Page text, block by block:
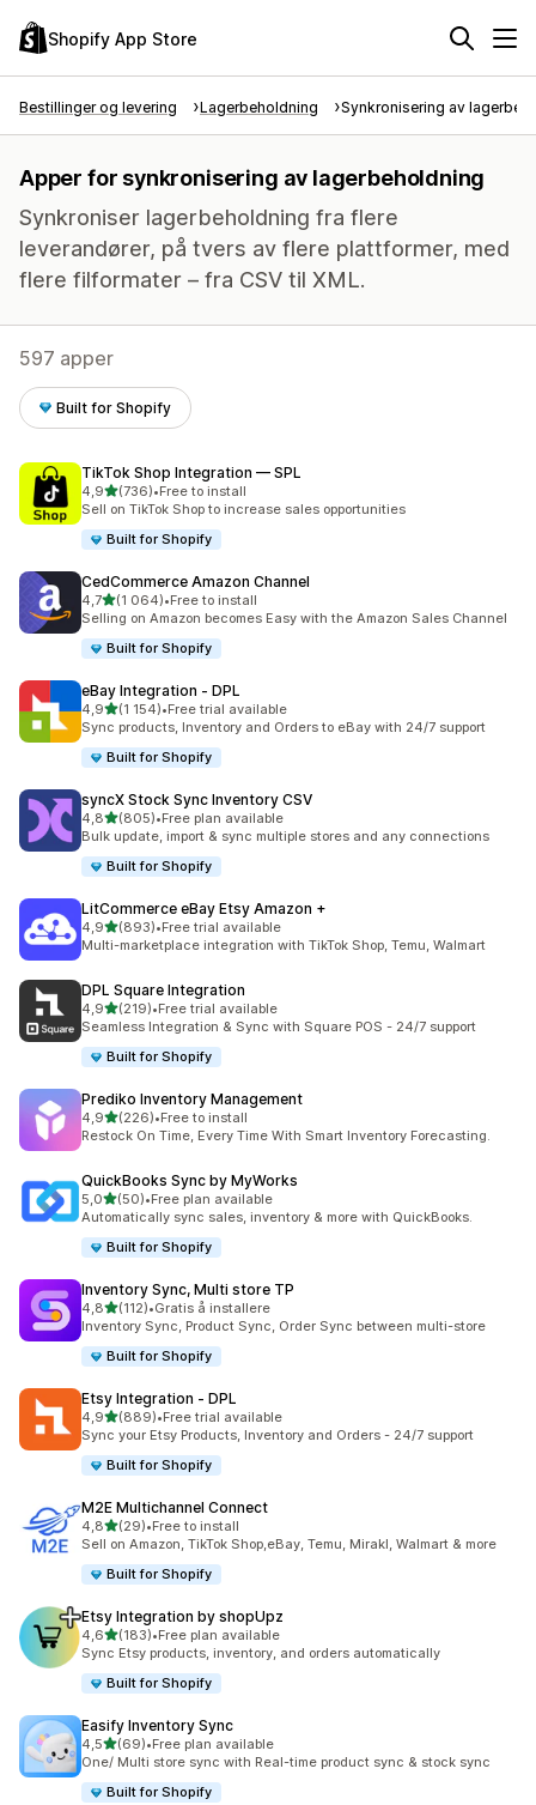
Shopify App Store
Bestillinger og levering Lagerbeholdning Synkronisering av
Apper for synkronisering av lagerbeholdning
Synkroniser lagerbeholdning fra flere
leverandører, på tvers av flere plattformer, med
flere filformater – fra CSV til XML.
597 apper
Built for Shopify
TikTok Shop Integration — SPL
4,9av 5 stjerner
(736)
Totalt 736 omtaler
•Free to install
Sell on TikTok Shop to increase sales opportunities
Built for Shopify
CedCommerce Amazon Channel
4,7av 5 stjerner
(1 064)
Totalt 1064 omtaler
•Free to install
Selling on Amazon becomes Easy with the Amazon Sales Channel
Built for Shopify
eBay Integration ‑ DPL
4,9av 5 stjerner
(1 154)
Totalt 1154 omtaler
•Free trial available
Sync products, Inventory and Orders to eBay with 24/7 support
Built for Shopify
syncX Stock Sync Inventory CSV
4,8av 5 stjerner
(805)
Totalt 805 omtaler
•Free plan available
Bulk update, import & sync multiple stores and any connections
Built for Shopify
LitCommerce eBay Etsy Amazon +
4,9av 5 stjerner
(893)
Totalt 893 omtaler
•Free trial available
Multi-marketplace integration with TikTok Shop, Temu, Walmart
DPL Square Integration
4,9av 5 stjerner
(219)
Totalt 219 omtaler
•Free trial available
Seamless Integration & Sync with Square POS - 24/7 support
Built for Shopify
Prediko Inventory Management
4,9av 5 stjerner
(226)
Totalt 226 omtaler
•Free to install
Restock On Time, Every Time With Smart Inventory Forecasting.
QuickBooks Sync by MyWorks
5,0av 5 stjerner
(50)
Totalt 50 omtaler
•Free plan available
Automatically sync sales, inventory & more with QuickBooks.
Built for Shopify
Inventory Sync, Multi store TP
4,8av 5 stjerner
(112)
Totalt 112 omtaler
•Gratis å installere
Inventory Sync, Product Sync, Order Sync between multi-store
Built for Shopify
Etsy Integration ‑ DPL
4,9av 5 stjerner
(889)
Totalt 889 omtaler
•Free trial available
Sync your Etsy Products, Inventory and Orders - 24/7 support
Built for Shopify
M2E Multichannel Connect
4,8av 5 stjerner
(29)
Totalt 29 omtaler
•Free to install
Sell on Amazon, TikTok Shop,eBay, Temu, Mirakl, Walmart & more
Built for Shopify
Etsy Integration by shopUpz
4,6av 5 stjerner
(183)
Totalt 183 omtaler
•Free plan available
Sync Etsy products, inventory, and orders automatically
Built for Shopify
Easify Inventory Sync
4,5av 5 stjerner
(69)
Totalt 69 omtaler
•Free plan available
One/ Multi store sync with Real-time product sync & stock sync
Built for Shopify